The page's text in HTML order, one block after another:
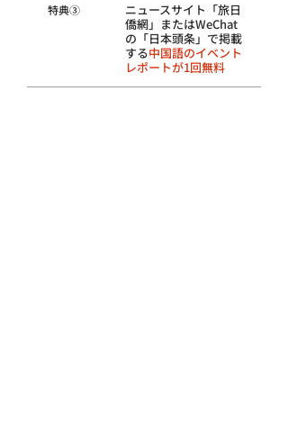
​特典③
ニュースサイト「旅日
僑網」またはWeChat
の「日本頭条」で掲載
する中国語のイベント
レポートが1回無料